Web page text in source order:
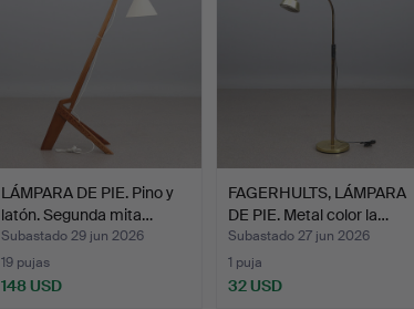
LÁMPARA DE PIE. Pino y
latón. Segunda mita…
Subastado 29 jun 2026
19 pujas
148 USD
FAGERHULTS, LÁMPARA
DE PIE. Metal color la…
Subastado 27 jun 2026
1 puja
32 USD